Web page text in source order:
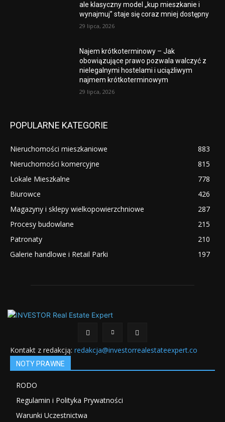
ale klasyczny model „kup mieszkanie i
wynajmuj” staje się coraz mniej dostępny
29 lipca, 2026
Najem krótkoterminowy – Jak
obowiązujące prawo pozwala walczyć z
nielegalnymi hostelami i uciążliwym
najmem krótkoterminowym
29 lipca, 2026
POPULARNE KATEGORIE
Nieruchomości mieszkaniowe
883
Nieruchomości komercyjne
815
Lokale Mieszkalne
778
Biurowce
426
Magazyny i sklepy wielkopowierzchniowe
287
Procesy budowlane
215
Patronaty
210
Galerie handlowe i Retail Parki
197
Kontakt z redakcją: redakcja@investorrealestateexpert.co
NOTY PRAWNE
RODO
Regulamin i Polityka Prywatności
Warunki Uczestnictwa